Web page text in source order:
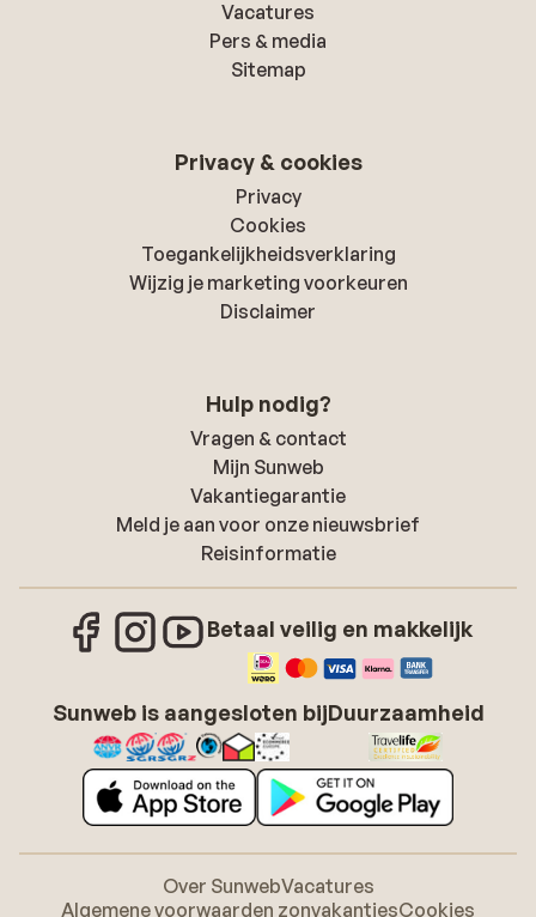
Vacatures
Pers & media
Sitemap
Privacy & cookies
Privacy
Cookies
Toegankelijkheidsverklaring
Wijzig je marketing voorkeuren
Disclaimer
Hulp nodig?
Vragen & contact
Mijn Sunweb
Vakantiegarantie
Meld je aan voor onze nieuwsbrief
Reisinformatie
Betaal veilig en makkelijk
Sunweb is aangesloten bijDuurzaamheid
Over SunwebVacatures
Algemene voorwaarden zonvakantiesCookies